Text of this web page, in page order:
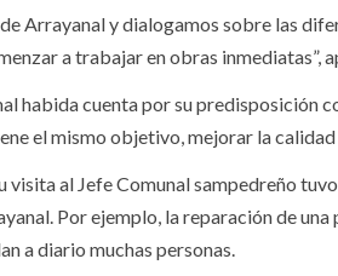
Arrayanal y dialogamos sobre las
a trabajar en obras inmediatas”,
habida cuenta por su predisposición
el mismo objetivo, mejorar la calidad
visita al Jefe Comunal sampedreño
Por ejemplo, la reparación de una
a diario muchas personas.